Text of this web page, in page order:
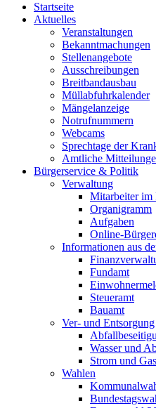
Startseite
Aktuelles
Veranstaltungen
Bekanntmachungen
Stellenangebote
Ausschreibungen
Breitbandausbau
Müllabfuhrkalender
Mängelanzeige
Notrufnummern
Webcams
Sprechtage der
Amtliche
Bürgerservice & Politik
Verwaltung
Mitarbeiter im
Organigramm
Aufgaben
Online-
Informationen aus
Fundamt
Steueramt
Bauamt
Ver- und Entsorgung
Wasser und
Strom und Gas
Wahlen